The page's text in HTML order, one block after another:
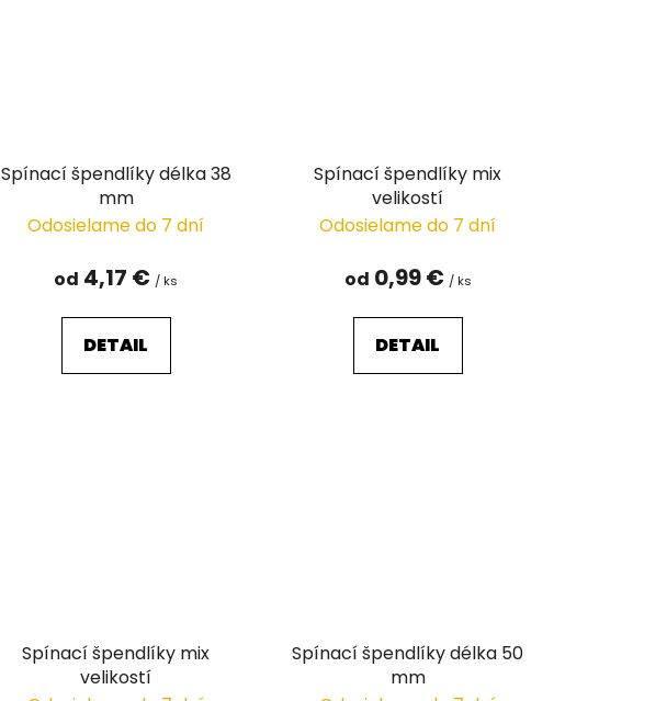
Spínací špendlíky délka 38
mm
Odosielame do 7 dní
od 4,17 € / ks
DETAIL
Spínací špendlíky mix
velikostí
Odosielame do 7 dní
od 0,99 € / ks
DETAIL
Spínací špendlíky mix
velikostí
Spínací špendlíky délka 50
mm